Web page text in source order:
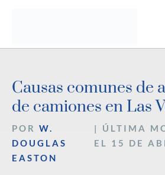
Causas comunes de
de camiones en Las
POR W.
DOUGLAS
EASTON
| ÚLTIMA
EL 15 DE